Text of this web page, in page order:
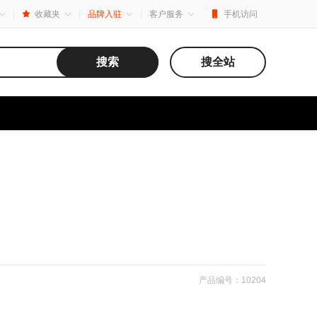
收藏夹 品牌入驻 客户服务 手机访问
搜索 搜全站
产品编号：10204